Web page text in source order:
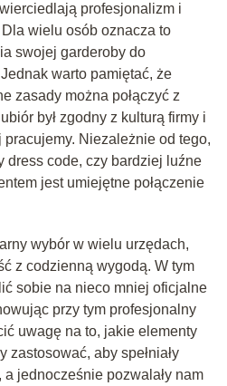
profesjonalizm i
wielu osób oznacza to
swojej garderoby do
warto pamiętać, że
zasady można połączyć z
był zgodny z kulturą firmy i
Niezależnie od tego,
dress code, czy bardziej luźne
jest umiejętne połączenie
wybór w wielu urzędach,
z codzienną wygodą. W tym
sobie na nieco mniej oficjalne
przy tym profesjonalny
uwagę na to, jakie elementy
zastosować, aby spełniały
a jednocześnie pozwalały nam